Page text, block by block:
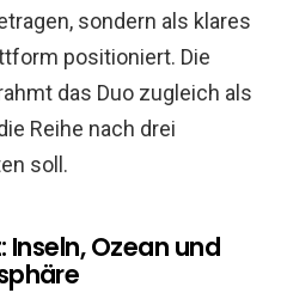
sondern als klares
positioniert. Die
das Duo zugleich als
Reihe nach drei
soll.
Ozean und